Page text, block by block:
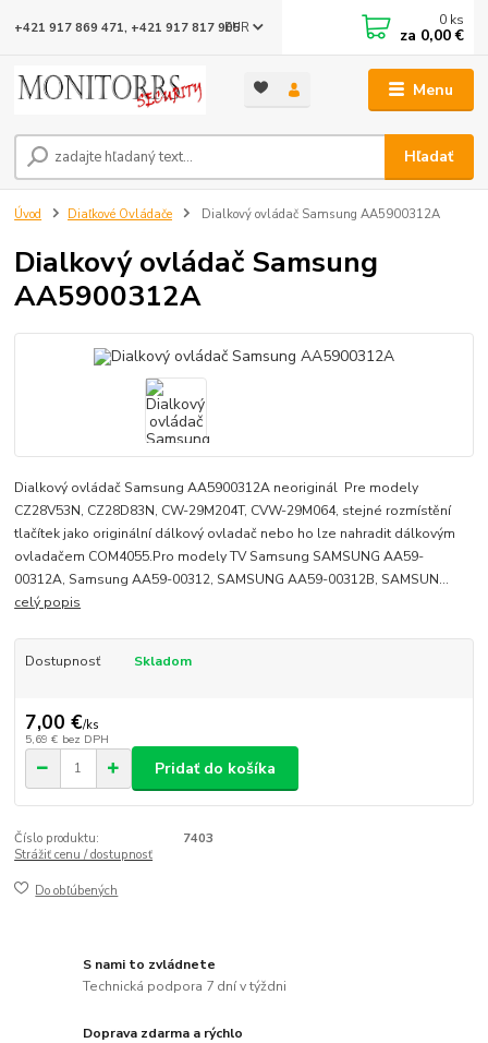
Menu
EUR
Hľadať
+421 917 869 471, +421 917 817 905 0 ks
za 0,00 €
Úvod Diaľkové Ovládače Dialkový ovládač Samsung AA5900312A
Dialkový ovládač Samsung
AA5900312A
Dialkový ovládač Samsung AA5900312A neoriginál Pre modely
CZ28V53N, CZ28D83N, CW-29M204T, CVW-29M064, stejné rozmístění
tlačítek jako originální dálkový ovladač nebo ho lze nahradit dálkovým
ovladačem COM4055.Pro modely TV Samsung SAMSUNG AA59-
00312A, Samsung AA59-00312, SAMSUNG AA59-00312B, SAMSUN...
celý popis
Dostupnosť Skladom
7,00 €/ks
5,69 € bez DPH
Pridať do košíka
Číslo produktu:
7403
Strážiť cenu / dostupnosť
Do obľúbených
S nami to zvládnete
Technická podpora 7 dní v týždni
Doprava zdarma a rýchlo